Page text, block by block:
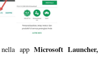
nella app Microsoft Launcher,